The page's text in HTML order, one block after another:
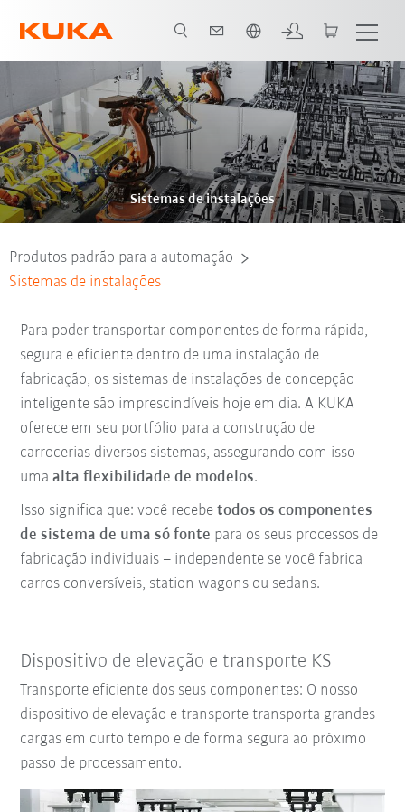
Sistemas de instalações
Produtos padrão para a automação
Sistemas de instalações
Para poder transportar componentes de forma rápida,
segura e eficiente dentro de uma instalação de
fabricação, os sistemas de instalações de concepção
inteligente são imprescindíveis hoje em dia. A KUKA
oferece em seu portfólio para a construção de
carrocerias diversos sistemas, assegurando com isso
umaalta flexibilidade de modelos.
Isso significa que: você recebetodos os componentes
de sistema de uma só fonte para os seus processos de
fabricação individuais – independente se você fabrica
carros conversíveis, station wagons ou sedans.
Dispositivo de elevação e transporte KS
Transporte eficiente dos seus componentes: O nosso
dispositivo de elevação e transporte transporta grandes
cargas em curto tempo e de forma segura ao próximo
passo de processamento.